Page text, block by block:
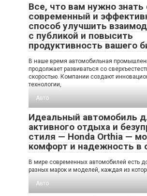
Все, что вам нужно знать
современный и
способ улучшить
с публикой и повысить
продуктивность вашего
В наше время автомобильная
продолжает развиваться со
скоростью. Компании создают
технологии,
Авто
Идеальный автомобиль
активного отдыха и
стиля — Honda Orthia —
комфорт и надежность в
В мире современных автомобилей есть
разных марок и моделей, каждая из
Авто